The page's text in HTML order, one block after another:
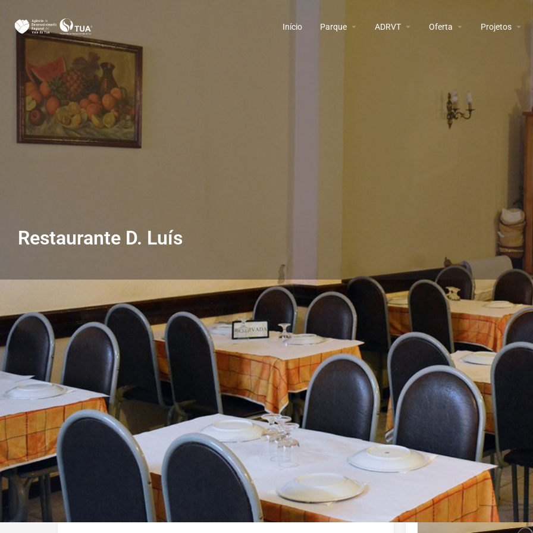
Início Parque ADRVT Oferta Projetos
Restaurante D. Luís
Perfil Avaliações 0
Direções Ligar Partilhar Deixa uma
Localização Galeria